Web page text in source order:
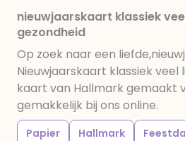
nieuwjaarskaart klassiek
gezondheid
Op zoek naar een
Nieuwjaarskaart klassiek veel
kaart van Hallmark gemaakt
gemakkelijk bij ons online.
Papier Hallmark